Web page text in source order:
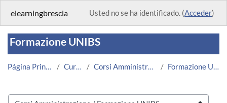
elearningbrescia Usted no se ha identificado. (Acceder)
Formazione UNIBS
Página Principal Cursos Corsi Amministrazione Formazione UNIBS